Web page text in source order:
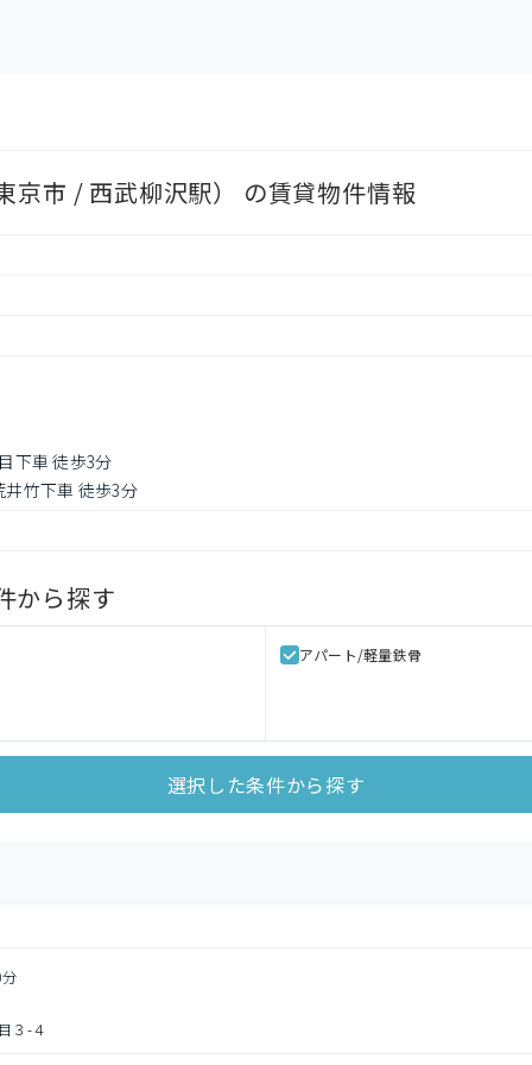
京市 / 西武柳沢駅） の賃貸物件情報
下車 徒歩3分
井竹下車 徒歩3分
から探す
アパート/軽量鉄骨
選択した条件から探す
３-４